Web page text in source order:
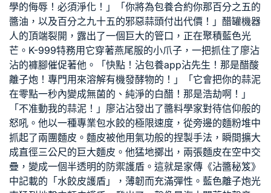
學的侮辱！必須淨化！」「你將為包養合約你那百分之五的
醬油，以及百分之九十五的邪惡蒜頭付出代價！」醋罐機器
人的頂端裂開，露出了一個巨大的管口，正在聚積藍色光
芒。K-999特務用它穿著燕尾服的小爪子，一把抓住了廖沾
沾的褲腳催促著他。「快點！沾包養app沾先生！那是醋酸
離子炮！專門用來溶解有機發酵物的！」「它會把你的蒜泥
在零點一秒內變成無菌的、純淨的白醋！那是浩劫啊！」
「不准動我的蒜泥！」廖沾沾發出了醬料學家對待信仰般的
怒吼。他以一種專業包水餃的極限速度，從旁邊的麵粉堆中
抓起了兩團麵皮。麵皮被他用氣功般的捏製手法，瞬間擴大
成直徑三公尺的巨大麵皮。他猛地擲出，兩張麵皮在空中交
疊，變成一個半透明的防禦護盾。這就是家傳《沾醬秘笈》
中記載的「水餃皮護盾」，薄韌而充滿彈性。藍色離子炮光